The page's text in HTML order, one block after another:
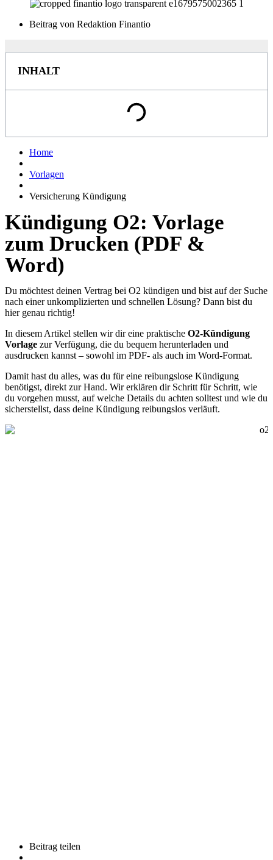
Beitrag von Redaktion Finantio
INHALT
Home
Vorlagen
Versicherung Kündigung
Kündigung O2: Vorlage
zum Drucken (PDF &
Word)
Du möchtest deinen Vertrag bei O2 kündigen und bist auf der Suche
nach einer unkomplizierten und schnellen Lösung? Dann bist du
hier genau richtig!
In diesem Artikel stellen wir dir eine praktische O2-Kündigung
Vorlage zur Verfügung, die du bequem herunterladen und
ausdrucken kannst – sowohl im PDF- als auch im Word-Format.
Damit hast du alles, was du für eine reibungslose Kündigung
benötigst, direkt zur Hand. Wir erklären dir Schritt für Schritt, wie
du vorgehen musst, auf welche Details du achten solltest und wie du
sicherstellst, dass deine Kündigung reibungslos verläuft.
Beitrag teilen